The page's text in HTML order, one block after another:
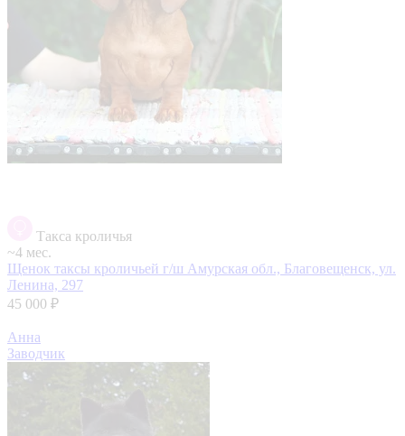
Такса кроличья
~4 мес.
Щенок таксы кроличьей г/ш Амурская обл., Благовещенск, ул.
Ленина, 297
45 000 ₽
Анна
Заводчик